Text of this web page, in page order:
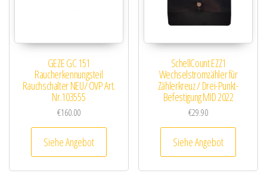
GEZE GC 151
Raucherkennungsteil
Rauchschalter NEU/ OVP Art.
Nr.103555
€160.00
Siehe Angebot
SchellCount EZZ1
Wechselstromzähler für
Zählerkreuz / Drei-Punkt-
Befestigung MID 2022
€29.90
Siehe Angebot